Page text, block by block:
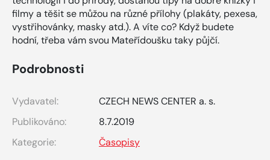
filmy a těšit se můžou na různé přílohy (plakáty, pexesa,
vystřihovánky, masky atd.). A víte co? Když budete
hodní, třeba vám svou Mateřídoušku taky půjčí.
Podrobnosti
Vydavatel:
CZECH NEWS CENTER a. s.
Publikováno:
8.7.2019
Kategorie:
Časopisy